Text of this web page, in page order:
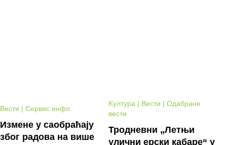
Вести | Сервис инфо
Измене у саобраћају
због радова на више
Kултура | Вести | Одабране
вести
Тродневни „Летњи
улични ерски кабаре“ у